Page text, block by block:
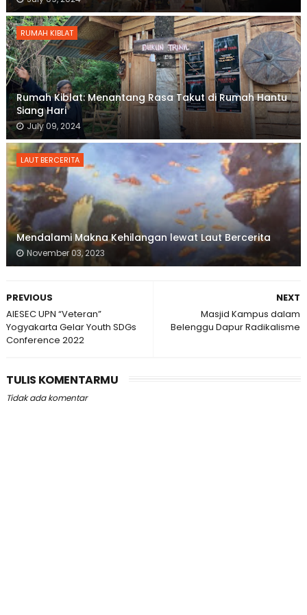
RUMAH KIBLAT
Rumah Kiblat: Menantang Rasa Takut di Rumah Hantu
Siang Hari
July 09, 2024
LAUT BERCERITA
Mendalami Makna Kehilangan lewat Laut Bercerita
November 03, 2023
NEXT
Masjid Kampus dalam
Belenggu Dapur Radikalisme
PREVIOUS
AIESEC UPN “Veteran”
Yogyakarta Gelar Youth SDGs
Conference 2022
TULIS KOMENTARMU
Tidak ada komentar